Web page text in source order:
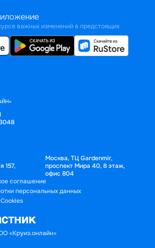
важных изменений в предстоящих
157,
Москва, ТЦ Gardenmir,
проспект Мира 40, 8 этаж,
офис 804
«Круиз.онлайн»
соглашение
персональных данных